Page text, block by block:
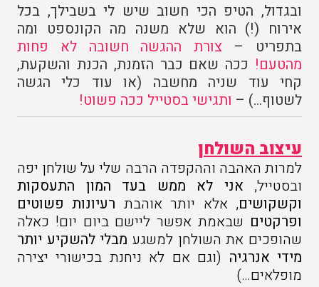
ובגדול, הטיפ הכי חשוב שיש לי בשבילך, בכל
אירוח (!) הוא שלא משנה מה הקונספט ומה
בתפריט – צורת ההגשה חשובה לא פחות
מהטעם! ככה שאם כבר הזמנת, הכנת והשקעת,
קחי עוד שניה מחשבה (או עוד כלי הגשה
לשטוף…) – ותגישי בסטייל ככה פשוט!
עיצוב השולחן
למרות האהבה וההקפדה הרבה שלי על שולחן יפה
ובסטייל, אני לא ממש בעד המון התעסקות
וקשקושים, אלא יותר אוהבת רעיונות פשוטים
ופרקטים שבאמת אפשר ליישם ביום יום! כאלה
שהופכים את השולחן למשגע מבלי להשקיע יותר
מידי אנרגיה (וגם אם לא ניחנת בכישורי יצירה
מופלאים…)